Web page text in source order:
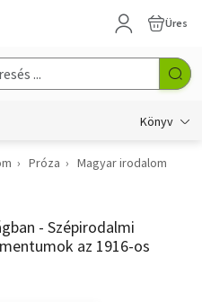
Üres
Könyv
Próza
Magyar irodalom
- Szépirodalmi
az 1916-os